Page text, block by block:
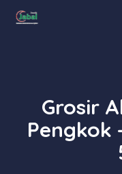
Skip
Grosir
Pengkok